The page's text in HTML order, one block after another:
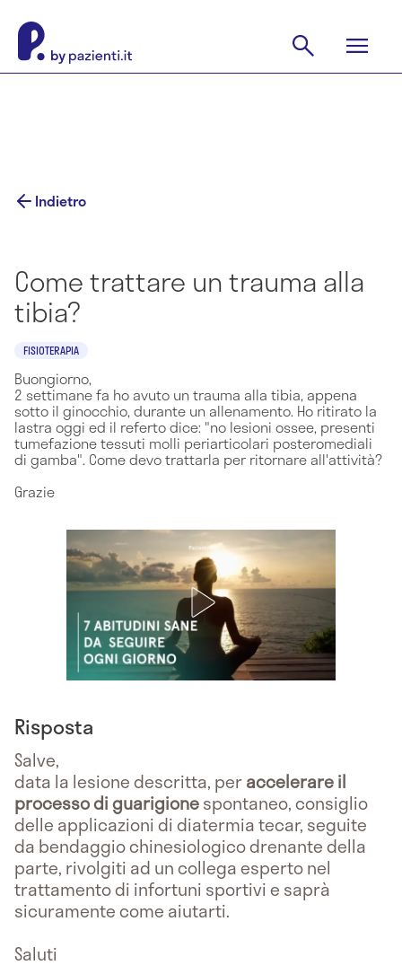
Indietro
Come trattare un trauma alla
tibia?
FISIOTERAPIA
Buongiorno,
2 settimane fa ho avuto un trauma alla tibia, appena
sotto il ginocchio, durante un allenamento. Ho ritirato la
lastra oggi ed il referto dice: "no lesioni ossee, presenti
tumefazione tessuti molli periarticolari posteromediali
di gamba". Come devo trattarla per ritornare all'attività?
Grazie
Risposta
Salve,
data la lesione descritta, peraccelerare il
processo di guarigionespontaneo, consiglio
delle applicazioni di diatermia tecar, seguite
da bendaggio chinesiologico drenante della
parte, rivolgiti ad un collega esperto nel
trattamento di infortuni sportivi e saprà
sicuramente come aiutarti.
Saluti